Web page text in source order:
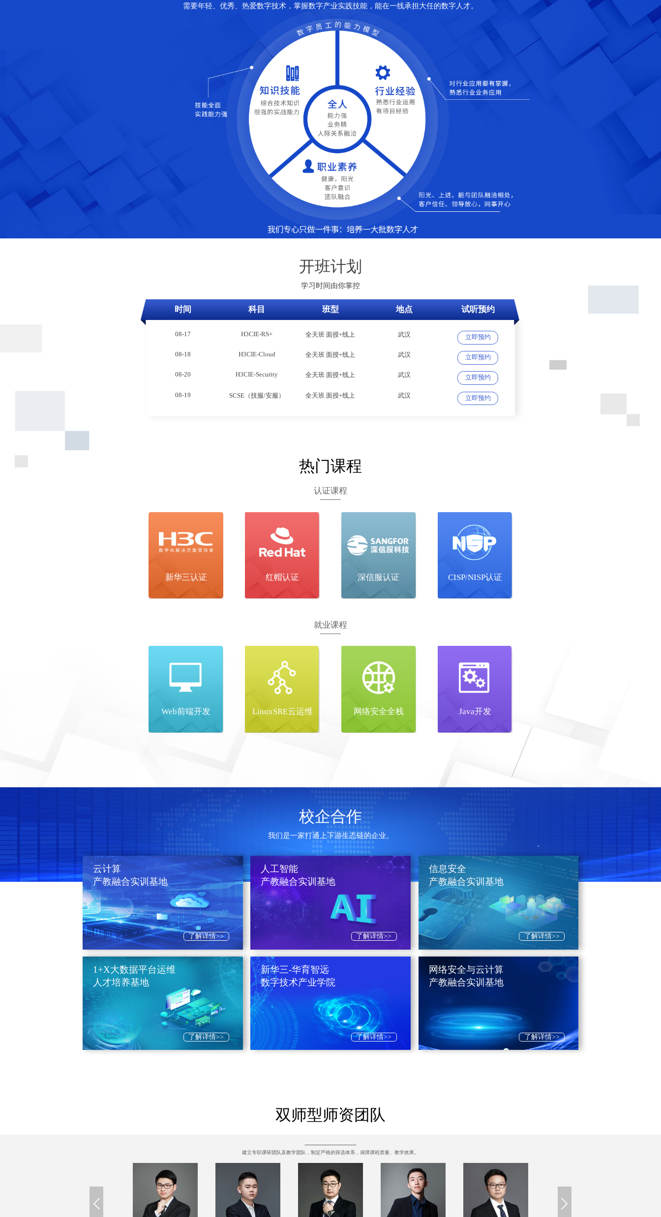
需要年轻、优秀、热爱数字技术，掌握数字产业实践技能，能在一线承担大任的数字人才。
开班计划
学习时间由你掌控
时间 科目 班型 地点 试听预约
08-17 H3CIE-RS+ 全天班 面授+线上 武汉
08-18 H3CIE-Cloud 全天班 面授+线上 武汉 立即预约
08-20 H3CIE-Security 全天班 面授+线上 武汉 立即预约
08-19 SCSE（技服/安服） 全天班 面授+线上 武汉 立即预约
08-21 SCCE-C 全天班 面授+线上 武汉 立即预约
全天班 面授+线上
全天班 面授+线上
热门课程
认证课程
新华三认证 红帽认证 深信服认证 CISP/NISP认证
就业课程
Web前端开发 LinuxSRE云运维 网络安全全栈 Java开发
校企合作
我们是一家打通上下游生态链的企业。
云计算
产教融合实训基地
了解详情>>
人工智能
产教融合实训基地
了解详情>>
信息安全
产教融合实训基地
了解详情>>
1+X大数据平台运维
人才培养基地
了解详情>>
新华三-华育智远
数字技术产业学院
了解详情>>
网络安全与云计算
产教融合实训基地
了解详情>>
双师型师资团队
建立专职课研团队及教学团队，制定严格的筛选体系，保障课程质量、教学效果。